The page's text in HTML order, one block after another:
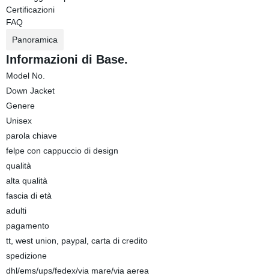
Certificazioni
FAQ
Panoramica
Informazioni di Base.
Model No.
Down Jacket
Genere
Unisex
parola chiave
felpe con cappuccio di design
qualità
alta qualità
fascia di età
adulti
pagamento
tt, west union, paypal, carta di credito
spedizione
dhl/ems/ups/fedex/via mare/via aerea